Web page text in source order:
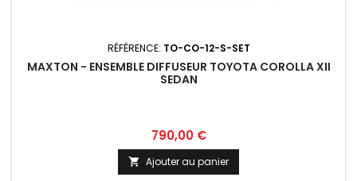
RÉFÉRENCE: TO-CO-12-S-SET
MAXTON - ENSEMBLE DIFFUSEUR TOYOTA COROLLA XII
SEDAN
Prix
790,00 €
 Ajouter au panier